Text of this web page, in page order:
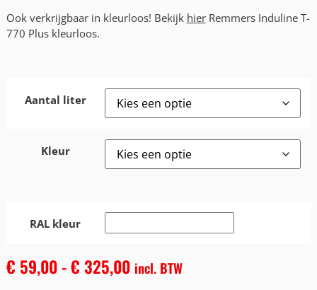
Ook verkrijgbaar in kleurloos! Bekijk hier Remmers Induline T-
770 Plus kleurloos.
Aantal liter
Kleur
RAL kleur
€ 59,00-€ 325,00 incl. BTW